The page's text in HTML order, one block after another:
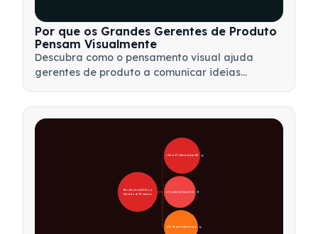
Por que os Grandes Gerentes de Produto
Pensam Visualmente
Descubra como o pensamento visual ajuda
gerentes de produto a comunicar ideias
mapas mentais e árvores de produto.
🚀 Áreas de Transformação pela IA 28
🛠️ Ferramentas Práticas de IA
📋 Estratégia de Implementação
Revolução da IA na
Gestão de Produtos